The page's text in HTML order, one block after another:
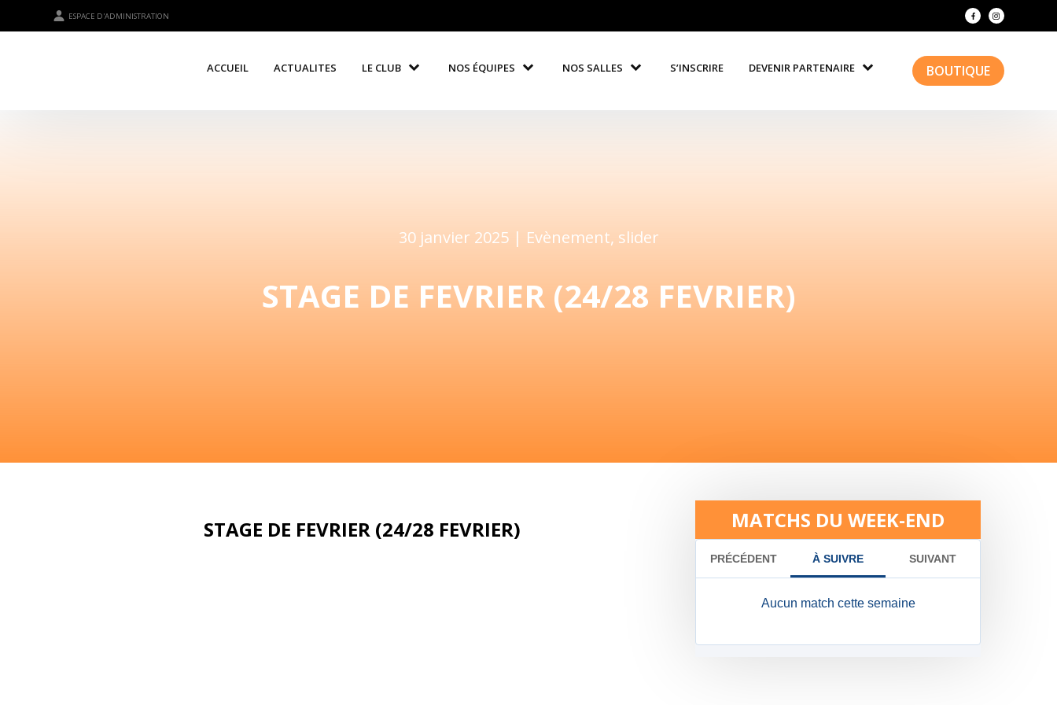
ESPACE D'ADMINISTRATION
ACCUEIL ACTUALITES LE CLUB NOS ÉQUIPES NOS SALLES S’INSCRIRE DEVENIR PARTENAIRE BOUTIQUE
30 janvier 2025 | Evènement, slider
STAGE DE FEVRIER (24/28 FEVRIER)
STAGE DE FEVRIER (24/28 FEVRIER) MATCHS DU WEEK-END